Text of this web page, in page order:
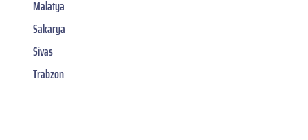
Malatya
Sakarya
Sivas
Trabzon